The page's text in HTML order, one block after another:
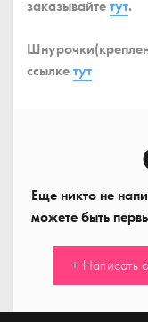
заказывайтетут.
ссылкетут
Еще никто не
можете быть
+ Написать